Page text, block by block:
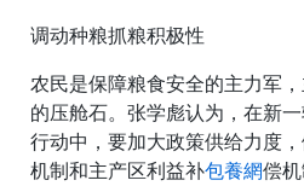
调动种粮抓粮积极性
农民是保障粮食安全的主力军
的压舱石。张学彪认为，在新
行动中，要加大政策供给力度
机制和主产区利益补包養網偿